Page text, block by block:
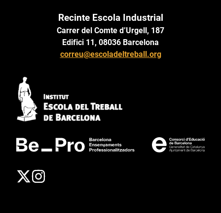
Recinte Escola Industrial
Carrer del Comte d’Urgell, 187
Edifici 11, 08036 Barcelona
correu@escoladeltreball.org